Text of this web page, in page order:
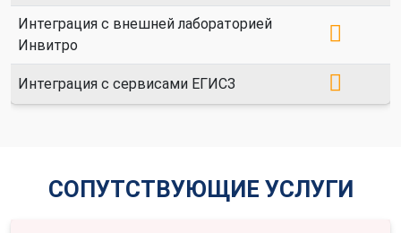
Интеграция с внешней лабораторией
Инвитро
Интеграция с сервисами ЕГИСЗ
СОПУТСТВУЮЩИЕ УСЛУГИ